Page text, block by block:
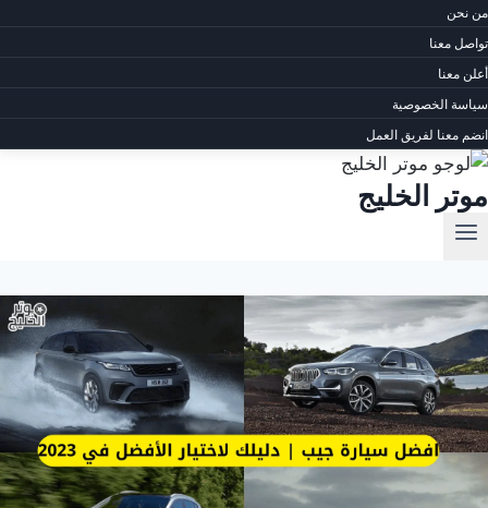
من نحن
تواصل معنا
أعلن معنا
سياسة الخصوصية
انضم معنا لفريق العمل
موتر الخليج